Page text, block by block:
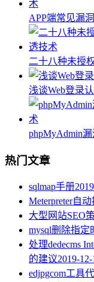
APP端常见漏
二十八种未授
浅谈Web登录
phpMyAdmin
热门文章
sqlmap手册
Meterpreter自
大型网站SEO
mysql删除指定
处理dedecms
的建议2019-12-
edjpgcom工具